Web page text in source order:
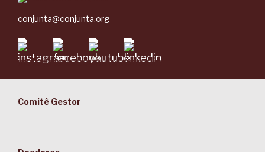
conjunta@conjunta.org
Comitê Gestor